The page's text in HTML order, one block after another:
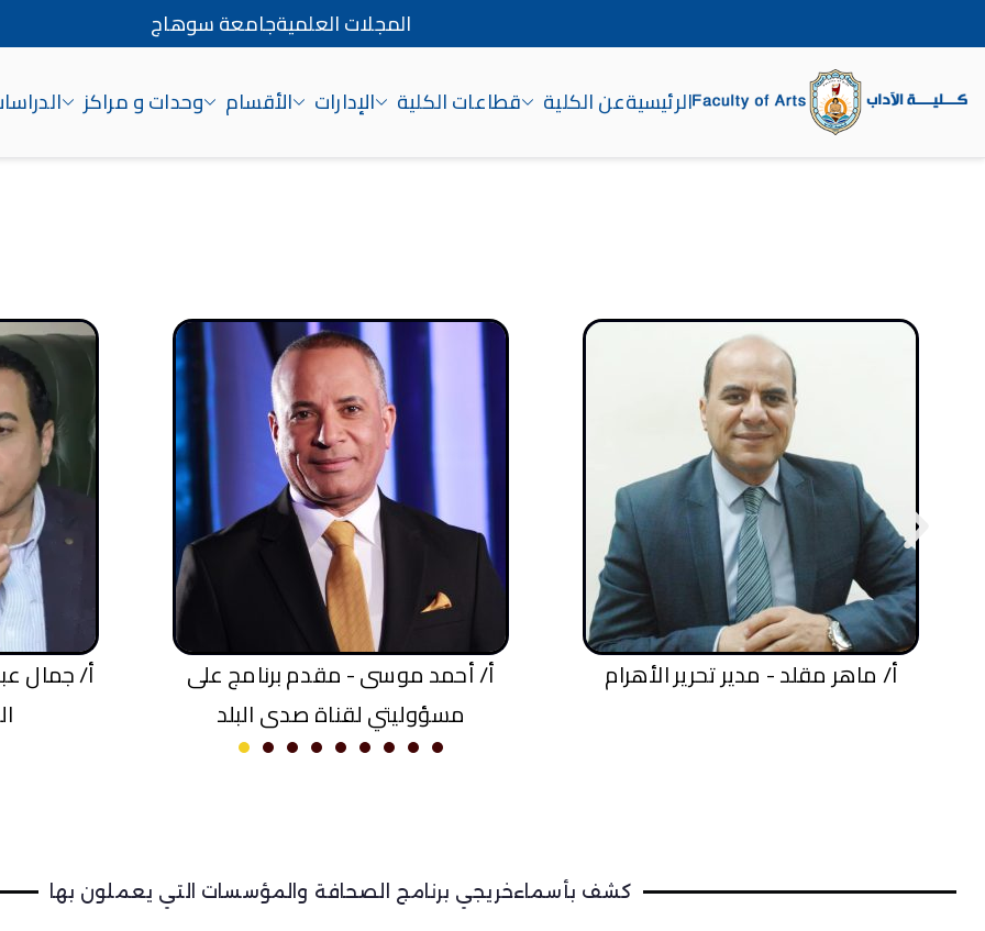
المجلات العلميةجامعة سوهاج
الرئيسيةعن الكلية قطاعات الكلية الإدارات الأقسام وحدات و مراكز
أ/ أحمد
أ/ ماهر مقلد - مدير تحرير الأهرام أ/ خيري رمضان - مقدم برامج بالفضائيات
كشف بأسماءخريجي برنامج الصحافة والمؤسسات التي يعملون بها